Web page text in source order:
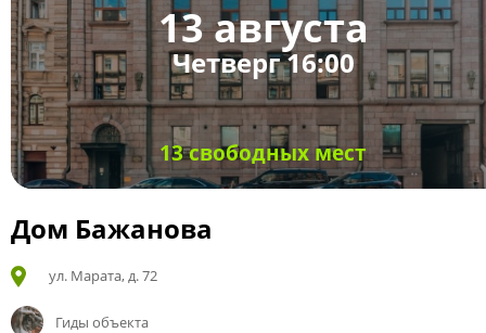
13 августа
Четверг 16:00
13 свободных мест
Дом Бажанова
ул. Марата, д. 72
Гиды объекта